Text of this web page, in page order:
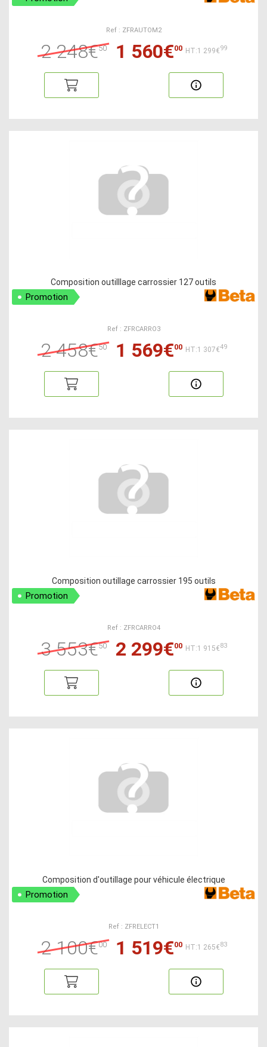
Ref : ZFRAUTOM2
2 248€50 1 560€00 HT:1 299€99
Composition outilllage carrossier 127 outils
Promotion
Ref : ZFRCARRO3
2 458€50 1 569€00 HT:1 307€49
Composition outillage carrossier 195 outils
Promotion
Ref : ZFRCARRO4
3 553€50 2 299€00 HT:1 915€83
Composition d'outillage pour véhicule électrique
Promotion
Ref : ZFRELECT1
2 100€00 1 519€00 HT:1 265€83